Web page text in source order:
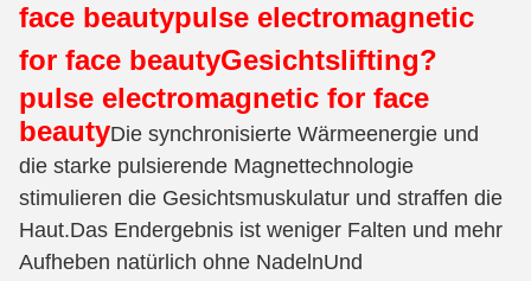
face beautypulse electromagnetic
for face beautyGesichtslifting?
pulse electromagnetic for face
beautyDie synchronisierte Wärmeenergie und
die starke pulsierende Magnettechnologie
stimulieren die Gesichtsmuskulatur und straffen die
Haut.Das Endergebnis ist weniger Falten und mehr
Aufheben natürlich ohne NadelnUnd